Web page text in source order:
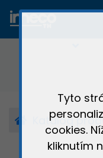
Kruhoměry
Katalog
Tyto
cookies.
kliknutím